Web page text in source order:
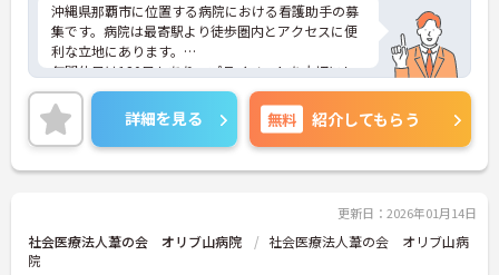
沖縄県那覇市に位置する病院における看護助手の募
集です。病院は最寄駅より徒歩圏内とアクセスに便
利な立地にあります。
年間休日は120日もあり、プライベートを大切にし
ながらご勤務いただけます。また、利用可能な託児
所があり、子育て世代の方も安心してご勤務いただ
けます。
ご興味のある方には、面接対策ポイントなど、さら
に詳細をご案内しますのでお気軽にご相談くださ
詳細を見る 無料 紹介してもらう
更新日：2026年01月14日
社会医療法人葦の会 オリブ山病院
社会医療法人葦の会 オリブ山病
院